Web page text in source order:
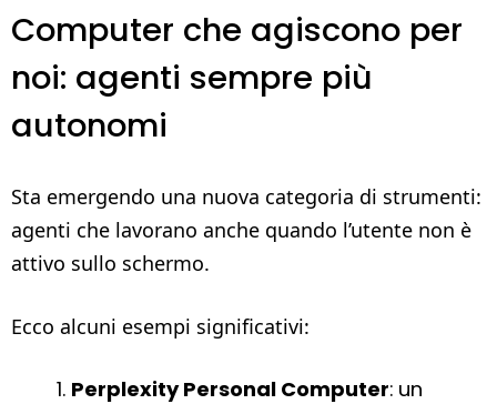
Computer che agiscono per
noi: agenti sempre più
autonomi
Sta emergendo una nuova categoria di strumenti:
agenti che lavorano anche quando l’utente non è
attivo sullo schermo.
Ecco alcuni esempi significativi:
Perplexity Personal Computer: un